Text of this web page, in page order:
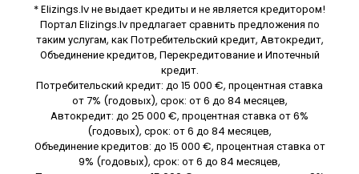
* Elizings.lv не выдает кредиты и не является кредитором!
Портал Elizings.lv предлагает сравнить предложения по
таким услугам, как Потребительский кредит, Автокредит,
Объединение кредитов, Перекредитование и Ипотечный
кредит.
Потребительский кредит: до 15 000 €, процентная ставка
от 7% (годовых), срок: от 6 до 84 месяцев,
Автокредит: до 25 000 €, процентная ставка от 6%
(годовых), срок: от 6 до 84 месяцев,
Объединение кредитов: до 15 000 €, процентная ставка от
9% (годовых), срок: от 6 до 84 месяцев,